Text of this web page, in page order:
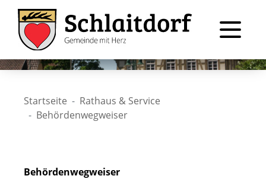
Startseite
Rathaus & Service
Behördenwegweiser
Behördenwegweiser